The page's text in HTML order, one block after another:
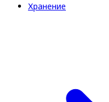
Хранение